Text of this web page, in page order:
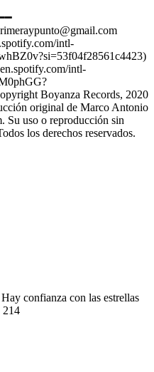
intl-
intl-
Boyanza Records, 2020
original de Marco Antonio
Su uso o reproducción sin
los derechos reservados.
confianza con las estrellas
214